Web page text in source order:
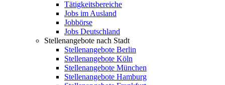
Tätigkeitsbereiche
Jobs im Ausland
Jobbörse
Jobs Deutschland
Stellenangebote nach Stadt
Stellenangebote Berlin
Stellenangebote Köln
Stellenangebote München
Stellenangebote Hamburg